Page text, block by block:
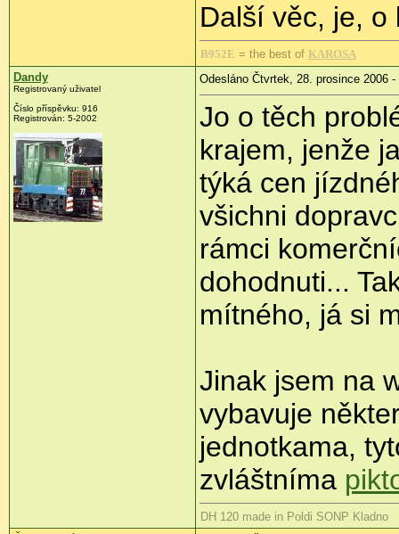
Další věc, je, o
B952E = the best of KAROSA
Dandy
Registrovaný uživatel
Číslo příspěvku: 916
Registrován: 5-2002
Odesláno Čtvrtek, 28. prosince 2006 -
Jo o těch
krajem, jenže
týká cen
všichni
rámci
dohodnuti...
mítného, já si
Jinak jsem na
vybavuje
jednotkama,
zvláštníma
DH 120 made in Poldi SONP Kladno